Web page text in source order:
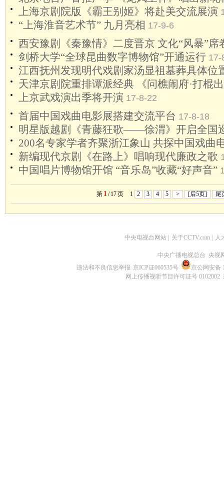
上海京剧院版《霸王别姬》将赴美交流展演
“上海淮音艺术节” 九月亮相 17-9-6
西安豫剧《秦豫情》二度晋京 文化“风暴”席
剑桥大学“全球昆曲数字博物馆”开通运行 17-
江西抚州发现明代戏剧家汤显祖墓葬具体位
天津京剧院重排谭派经典 《问樵闹府·打棍
上京武戏演出季将开演 17-8-22
首届中国戏曲电影展搭建交流平台 17-8-18
明星版越剧《青藤狂歌——徐渭》开启全国
200名专家学者齐聚浙江象山 共探中国戏曲
新编现代京剧《在路上》唱响现代廉政之歌
中国唱片博物馆开馆 “音乐岛”收藏“好声音”
第 1 / 17页 1 2 3 4 5 > [后5页] 尾
中央电视台网站 关于CCTV.com 人
中央广播电视总台 央视
违法和不良信息举报 京ICP证060535号
京公网安备
网上传播视听节目许可证号 0102002